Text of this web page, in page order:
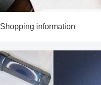
Shopping information